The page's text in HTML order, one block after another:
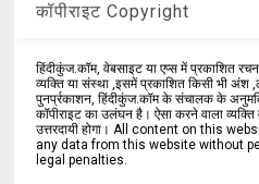
कॉपीराइट Copyright
हिंदीकुंज.कॉम, वेबसाइट या एप्स में प्रकाशित
व्यक्ति या संस्था ,इसमें प्रकाशित किसी भी अंश
पुनर्प्रकाशन, हिंदीकुंज.कॉम के संचालक के
कॉपीराइट का उलंघन है। ऐसा करने वाला
उत्तरदायी होगा। All content on this
any data from this website without
legal penalties.